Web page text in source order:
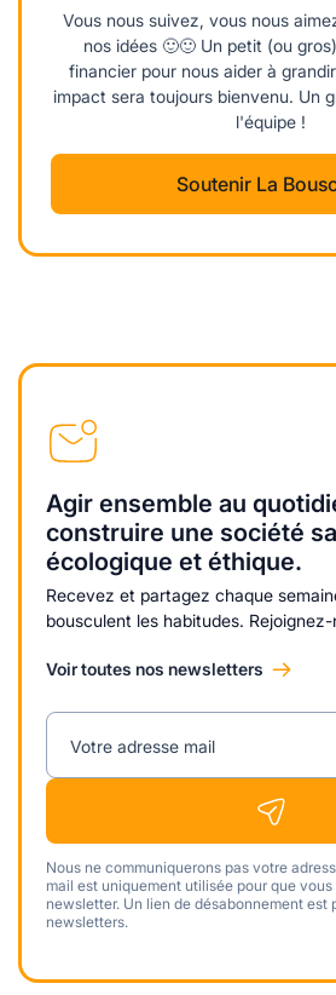
Vous nous suivez, vous nous
nos idées 🙂🙂 Un petit (ou
financier pour nous aider à
impact sera toujours bienvenu. Un
l'équipe !
Soutenir La
Agir ensemble au
construire une société
écologique et éthique.
Recevez et partagez chaque
bousculent les habitudes. Rejoignez-
Voir toutes nos newsletters
Votre adresse mail
Nous ne communiquerons pas votre
mail est uniquement utilisée pour que
newsletter. Un lien de désabonnement est
newsletters.